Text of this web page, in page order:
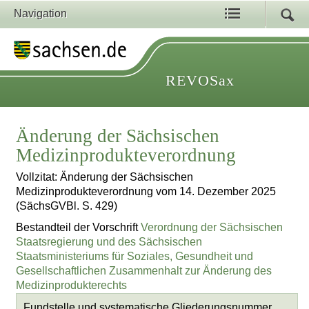
Navigation
REVOSax
Änderung der Sächsischen
Medizinprodukteverordnung
Vollzitat: Änderung der Sächsischen
Medizinprodukteverordnung vom 14. Dezember 2025
(SächsGVBl. S. 429)
Bestandteil der VorschriftVerordnung der Sächsischen
Staatsregierung und des Sächsischen
Staatsministeriums für Soziales, Gesundheit und
Gesellschaftlichen Zusammenhalt zur Änderung des
Medizinprodukterechts